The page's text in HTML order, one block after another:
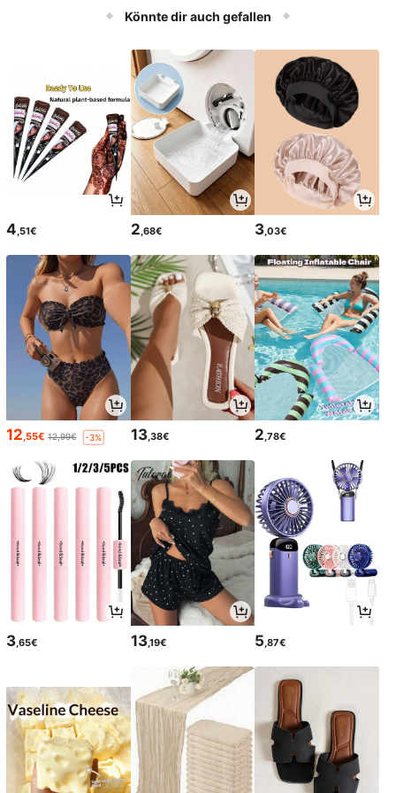
Könnte dir auch gefallen
4,51€ 2,68€ 3,03€
12,55€ 12,99€ -3% 13,38€ 2,78€
3 ,65€ 13,19€ 5 ,87€